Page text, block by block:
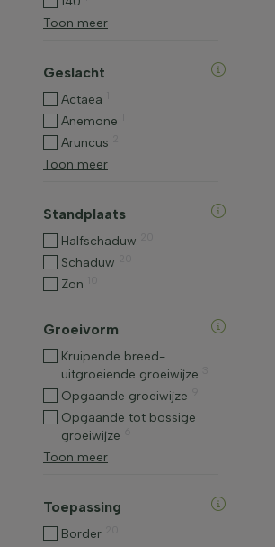
Toon meer
Geslacht
Actaea
Anemone
Aruncus
Toon meer
Standplaats
Halfschaduw
Schaduw
Zon
Groeivorm
Kruipende breed-
uitgroeiende groeiwijze
Opgaande groeiwijze
Opgaande tot bossige
groeiwijze
Toon meer
Toepassing
Border